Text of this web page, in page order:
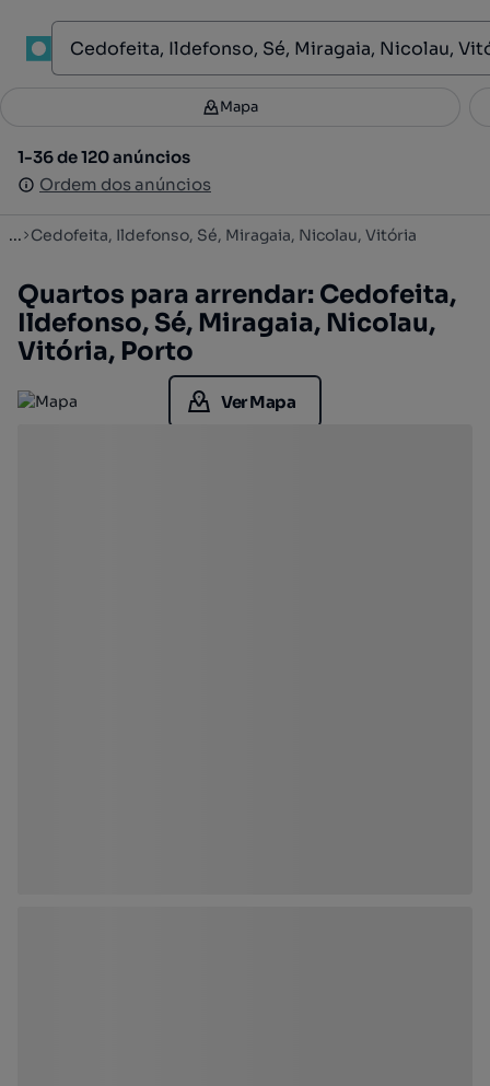
Filtros 3
1-36 de 120 anúncios
Ordem dos anúncios
Mapa
1-36 de 120 anúncios
Ordem dos anúncios
... Cedofeita, Ildefonso, Sé, Miragaia, Nicolau, Vitória
Quartos para arrendar: Cedofeita,
Ildefonso, Sé, Miragaia, Nicolau,
Vitória, Porto
Ver Mapa